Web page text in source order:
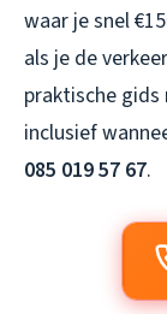
waar je snel
als je de
praktische
inclusief
085 019 57 67.